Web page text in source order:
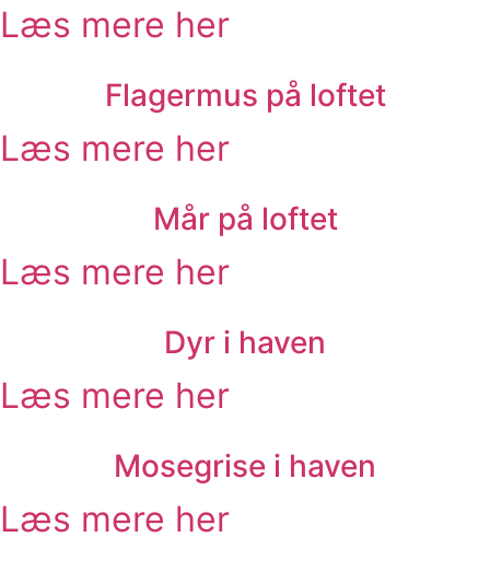
Læs mere her
Flagermus på loftet
Læs mere her
Mår på loftet
Læs mere her
Dyr i haven
Læs mere her
Mosegrise i haven
Læs mere her